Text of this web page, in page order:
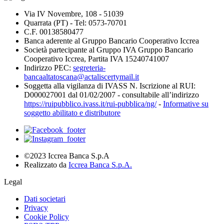
Via IV Novembre, 108 - 51039
Quarrata (PT) - Tel: 0573-70701
C.F. 00138580477
Banca aderente al Gruppo Bancario Cooperativo Iccrea
Società partecipante al Gruppo IVA Gruppo Bancario
Cooperativo Iccrea, Partita IVA 15240741007
Indirizzo PEC: segreteria-
bancaaltatoscana@actaliscertymail.it
Soggetta alla vigilanza di IVASS N. Iscrizione al RUI:
D000027001 dal 01/02/2007 - consultabile all’indirizzo
https://ruipubblico.ivass.it/rui-pubblica/ng/- Informative su
soggetto abilitato e distributore
©2023 Iccrea Banca S.p.A
Realizzato da Iccrea Banca S.p.A.
Legal
Dati societari
Privacy
Cookie Policy